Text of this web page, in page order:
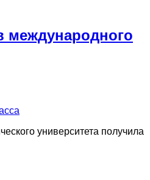
международного
университета получила